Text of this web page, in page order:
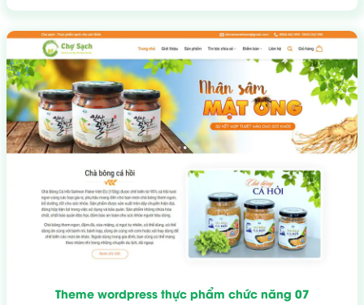
Theme wordpress thực phẩm chức năng 07